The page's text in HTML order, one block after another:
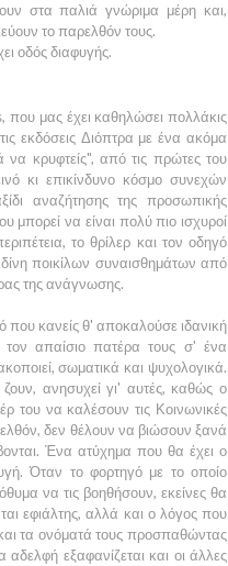
στα παλιά γνώριμα μέρη και,
το παρελθόν τους.
οδός διαφυγής.
μας έχει καθηλώσει πολλάκις
εκδόσεις Διόπτρα με ένα ακόμα
να κρυφτείς", από τις πρώτες του
κι επικίνδυνο κόσμο συνεχών
αναζήτησης της προσωπικής
να είναι πολύ πιο ισχυροί
το θρίλερ και τον οδηγό
ποικίλων συναισθημάτων από
της ανάγνωσης.
που κανείς θ' αποκαλούσε ιδανική
τον απαίσιο πατέρα τους σ' ένα
σωματικά και ψυχολογικά.
ζουν, ανησυχεί γι' αυτές, καθώς ο
του να καλέσουν τις Κοινωνικές
δεν θέλουν να βιώσουν ξανά
Ένα ατύχημα που θα έχει ο
Όταν το φορτηγό με το οποίο
να τις βοηθήσουν, εκείνες θα
εφιάλτης, αλλά και ο λόγος που
τα ονόματά τους προσπαθώντας
εξαφανίζεται και οι άλλες